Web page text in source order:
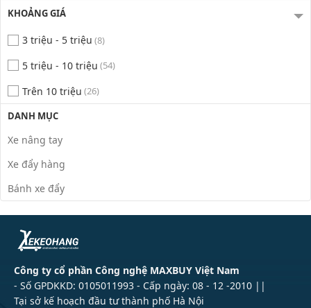
KHOẢNG GIÁ
3 triệu - 5 triệu (8)
5 triệu - 10 triệu (54)
Trên 10 triệu (26)
DANH MỤC
Xe nâng tay
Xe đẩy hàng
Bánh xe đẩy
Công ty cổ phần Công nghệ MAXBUY Việt Nam
- Số GPDKKD: 0105011993 - Cấp ngày: 08 - 12 -2010 ||
Tại sở kế hoạch đầu tư thành phố Hà Nội